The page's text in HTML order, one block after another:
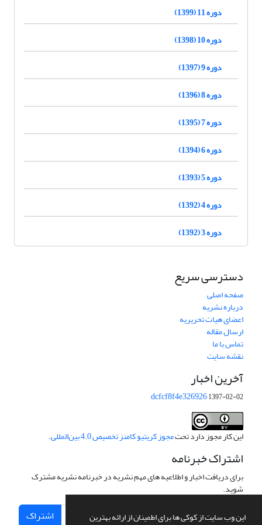
این وب سایت از کوکی ها برای اطمینان از ارائه بهترین
دوره 11 (1399)
دوره 10 (1398)
دوره 9 (1397)
دوره 8 (1396)
دوره 7 (1395)
دوره 6 (1394)
دوره 5 (1393)
دوره 4 (1392)
دوره 3 (1392)
دسترسی سریع
صفحه اصلی
درباره نشریه
اعضای هیات تحریریه
ارسال مقاله
تماس با ما
نقشه سایت
آخرین اخبار
dcfcf8f4e3269261397-02-02
این کار مجوز دارد تحتمجوز کریتیو کامنز تخصیص 4.0 بین‌المللی .
اشتراک خبرنامه
برای دریافت اخبار و اطلاعیه های مهم نشریه در خبرنامه نشریه مشترک
شوید.
اشتراک